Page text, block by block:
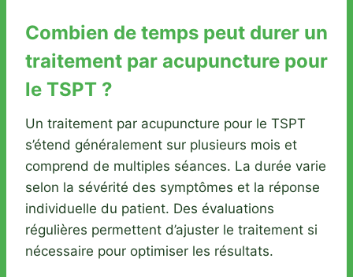
Combien de temps peut durer un
traitement par acupuncture pour
le TSPT ?
Un traitement par acupuncture pour le TSPT
s’étend généralement sur plusieurs mois et
comprend de multiples séances. La durée varie
selon la sévérité des symptômes et la réponse
individuelle du patient. Des évaluations
régulières permettent d’ajuster le traitement si
nécessaire pour optimiser les résultats.